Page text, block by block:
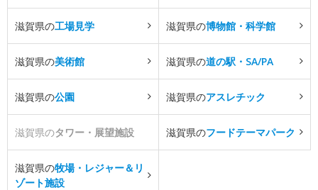
滋賀県の工場見学 滋賀県の博物館・科学館
滋賀県の美術館 滋賀県の道の駅・SA/PA
滋賀県の公園 滋賀県のアスレチック
滋賀県のタワー・展望施設 滋賀県のフードテーマパーク
滋賀県の牧場・レジャー＆リ
ゾート施設